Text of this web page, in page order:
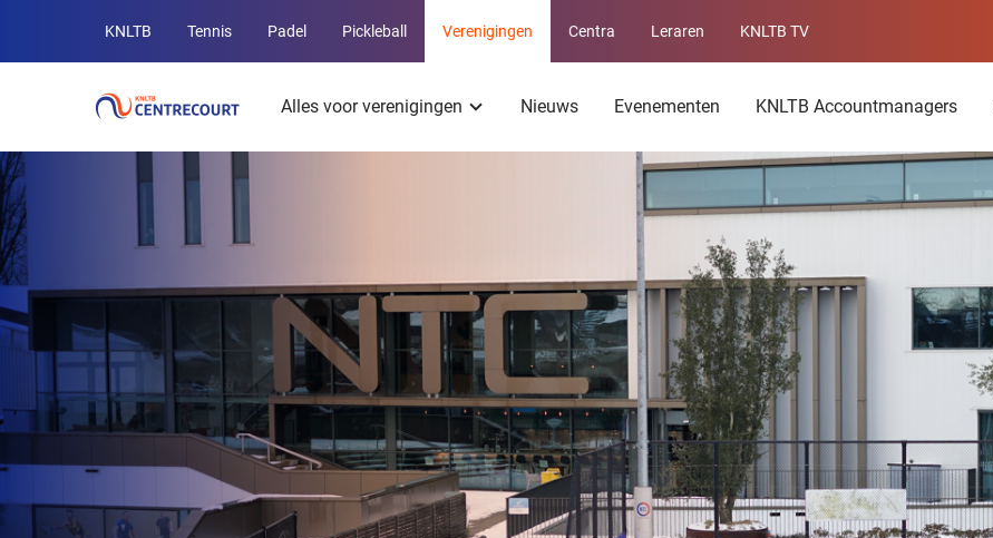
Overige
KNLTB
websites
KNLTB Tennis Padel Pickleball Verenigingen Centra Leraren KNLTB TV
Alles voor verenigingen Nieuws Evenementen KNLTB Accountmanagers